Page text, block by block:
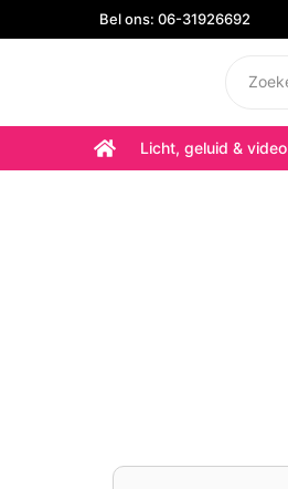
Bel ons: 06-31926692
Licht, geluid & video